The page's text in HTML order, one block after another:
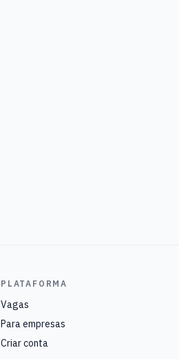
PLATAFORMA
Vagas
Para empresas
Criar conta